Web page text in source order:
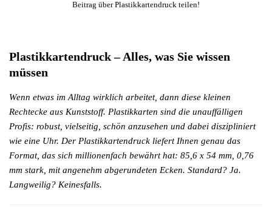
Beitrag über Plastikkartendruck teilen!
Plastikkartendruck – Alles, was Sie wissen
müssen
Wenn etwas im Alltag wirklich arbeitet, dann diese kleinen
Rechtecke aus Kunststoff. Plastikkarten sind die unauffälligen
Profis: robust, vielseitig, schön anzusehen und dabei diszipliniert
wie eine Uhr. Der Plastikkartendruck liefert Ihnen genau das
Format, das sich millionenfach bewährt hat: 85,6 x 54 mm, 0,76
mm stark, mit angenehm abgerundeten Ecken. Standard? Ja.
Langweilig? Keinesfalls.